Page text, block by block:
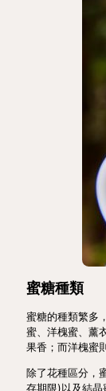
蜜糖種類
蜜糖的種類繁多
蜜、洋槐蜜、薰
果香；而洋槐蜜
除了花種區分，
存期限)以及結晶